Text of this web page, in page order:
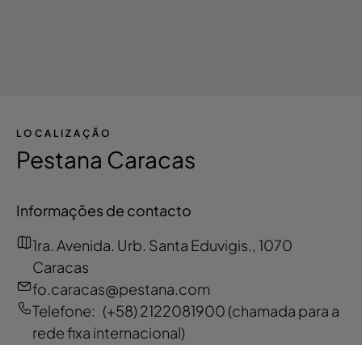
LOCALIZAÇÃO
Pestana Caracas
Informações de contacto
1ra. Avenida. Urb. Santa Eduvigis., 1070
Caracas
fo.caracas@pestana.com
Telefone: (+58) 2122081900 (chamada para a
rede fixa internacional)